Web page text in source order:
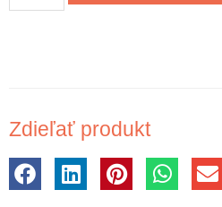
Zdieľať produkt